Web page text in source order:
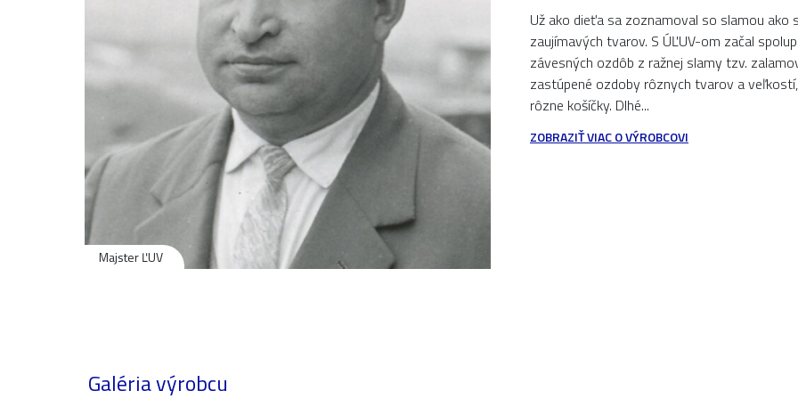
Majster ĽUV
Už ako dieťa sa zoznamoval so slamou
zaujímavých tvarov. S ÚĽUV-om začal
závesných ozdôb z ražnej slamy tzv.
zastúpené ozdoby rôznych tvarov a
rôzne košíčky. Dlhé...
ZOBRAZIŤ VIAC O VÝROBCOVI
Galéria výrobcu